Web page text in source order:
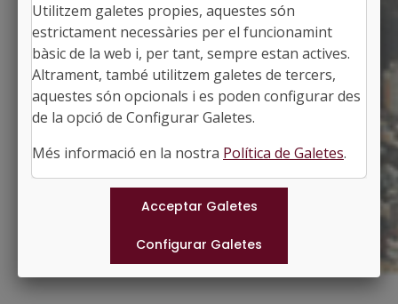
SANT CLIMENT DE LLOBREGAT
Alcalde: Jordi Pérez Condeminas
El Baix Llobregat, Barcelona
Població: 4.187
Superfície: 10,73 km2
http://www.santclimentdellobregat.cat
#SANTCLIMENTDELLOBREGAT
Municipis
Utilitzem galetes propies, aquestes són
estrictament necessàries per el funcionamint
bàsic de la web i, per tant, sempre estan actives.
Altrament, també utilitzem galetes de tercers,
aquestes són opcionals i es poden configurar des
de la opció de Configurar Galetes.
Més informació en la nostra Política de Galetes.